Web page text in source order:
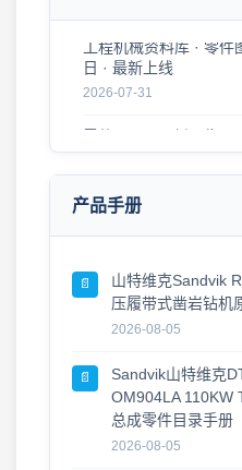
工程机械资料库 · 零
日 · 最新上线
2026-07-31
2026-07-29
7月27日 · 新版上线
2026-07-27
2026-07-26
2026年7月26日 零件
产品手册
📄
山特维克Sandvik
压履带式凿岩钻机
2026-08-05
📄
Sandvik山特维克
OM904LA 110KW
总成零件目录手册
2026-08-05